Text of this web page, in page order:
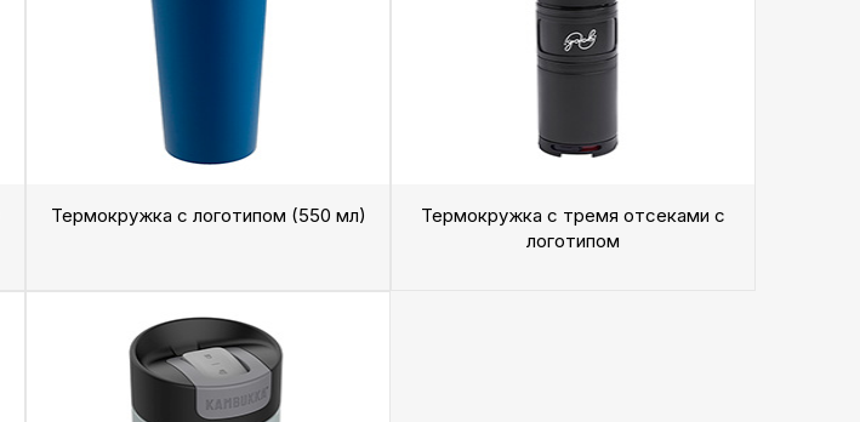
Термокружка с логотипом (550 мл)
Термокружка с тремя отсеками с
логотипом